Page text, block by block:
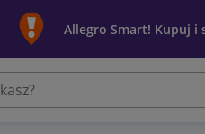
Allegro Smart! Kupuj i